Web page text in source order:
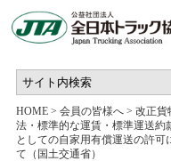
HOME> 会員の皆様へ> 改正貨
法・標準的な運賃・標準運送約
としての自家用有償運送の許
て（国土交通省）